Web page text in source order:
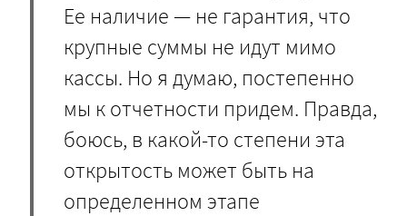
Ее наличие — не гарантия, что
крупные суммы не идут мимо
кассы. Но я думаю, постепенно
мы к отчетности придем. Правда,
боюсь, в какой-то степени эта
открытость может быть на
определенном этапе